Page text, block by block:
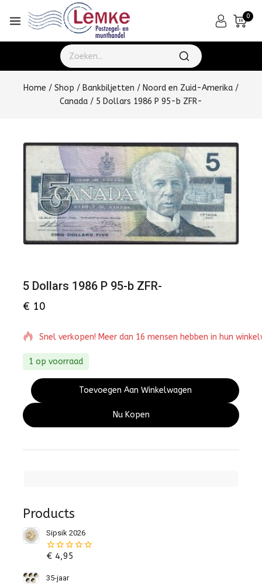
0
Home / Shop / Bankbiljetten / Noord en Zuid-Amerika /
Canada / 5 Dollars 1986 P 95-b ZFR-
Products
Sipsik 2026
0
de
€4,95
35-jaar
5 Dollars 1986 P 95-b ZFR-
€ 10
Snel verkopen! Meer dan 16 mensen hebben in hun
1 op voorraad
Toevoegen Aan Winkelwagen
Nu Kopen